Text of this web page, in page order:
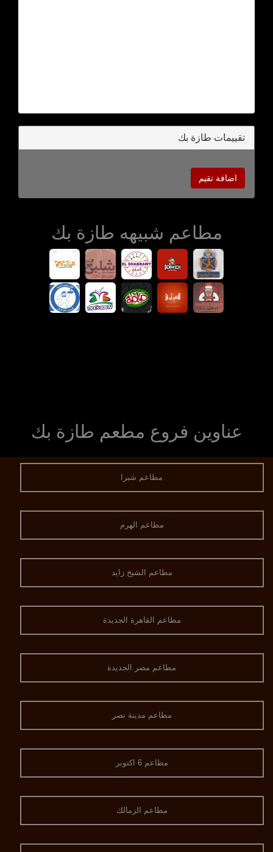
تقييمات طازة بك
اضافة تقيم
مطاعم شبيهه طازة بك
عناوين فروع مطعم طازة بك
مطاعم شبرا
مطاعم الهرم
مطاعم الشيخ زايد
مطاعم القاهرة الجديدة
مطاعم مصر الجديدة
مطاعم مدينة نصر
مطاعم 6 اكتوبر
مطاعم الزمالك